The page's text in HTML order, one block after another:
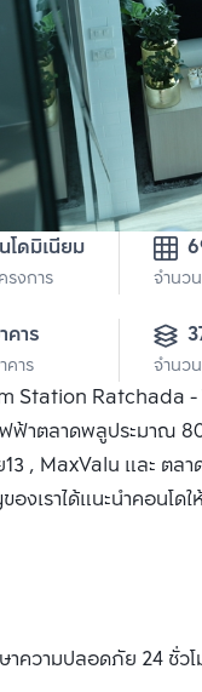
โดมิเนียม
รงการ จำนว
คาร
คาร จำนว
Station Ratchada -
ฟ้าตลาดพลูประมาณ
, MaxValu และ ตล
องเราได้แนะนำคอนโด
าความปลอดภัย 24 ชั่ว